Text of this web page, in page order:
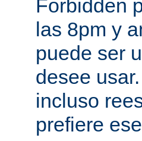
Forbidden
las 8pm y
puede ser
desee
incluso
prefiere